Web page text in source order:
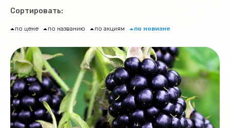
Сортировать:
по цене по названию по акциям по новизне